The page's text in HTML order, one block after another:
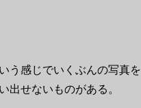
う感じでいくぶんの写真を
出せないものがある。